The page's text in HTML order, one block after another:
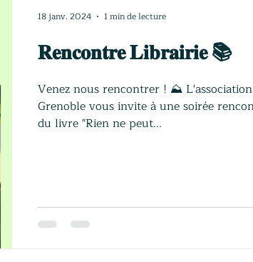
𝐑𝐞𝐧𝐜𝐨𝐧𝐭𝐫𝐞 𝐋𝐢𝐛𝐫𝐚𝐢𝐫𝐢𝐞 📚
Venez nous rencontrer ! ⛰️
Grenoble vous invite à une soirée
du livre "Rien ne peut...
18 janv. 2024 1 min de lecture